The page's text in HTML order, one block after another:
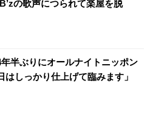
の歌声につられて楽屋を脱
半ぶりにオールナイトニッポン
はしっかり仕上げて臨みます」